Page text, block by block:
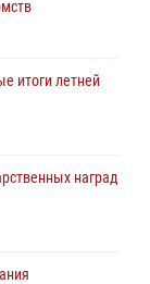
Челябинске
следам
итоги летней
наград